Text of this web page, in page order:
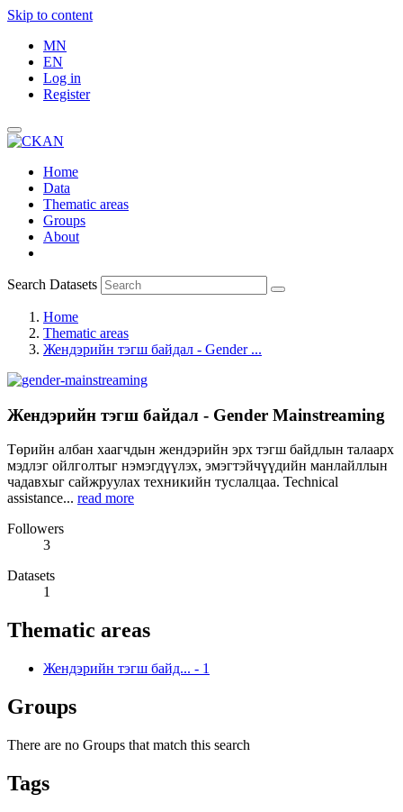
Skip to content
MN
EN
Log in
Register
Home
Data
Thematic areas
Groups
About
Search Datasets
Home
Thematic areas
Жендэрийн тэгш байдал - Gender ...
Жендэрийн тэгш байдал - Gender Mainstreaming
Төрийн албан хаагчдын жендэрийн эрх тэгш байдлын талаарх
мэдлэг ойлголтыг нэмэгдүүлэх, эмэгтэйчүүдийн манлайллын
чадавхыг сайжруулах техникийн туслалцаа. Technical
assistance... read more
Followers
3
Datasets
1
Thematic areas
Жендэрийн тэгш байд... - 1
Groups
There are no Groups that match this search
Tags